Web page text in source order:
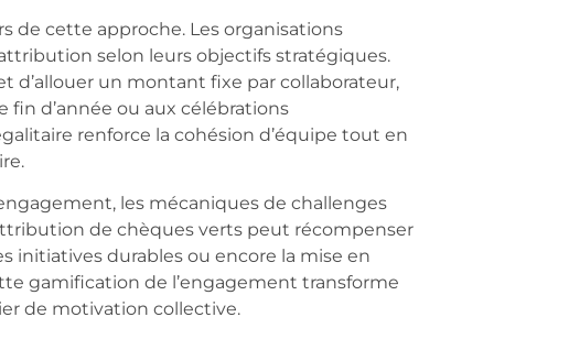
de cette approche. Les organisations
selon leurs objectifs stratégiques.
d’allouer un montant fixe par collaborateur,
d’année ou aux célébrations
renforce la cohésion d’équipe tout en
les mécaniques de challenges
de chèques verts peut récompenser
initiatives durables ou encore la mise en
gamification de l’engagement transforme
de motivation collective.